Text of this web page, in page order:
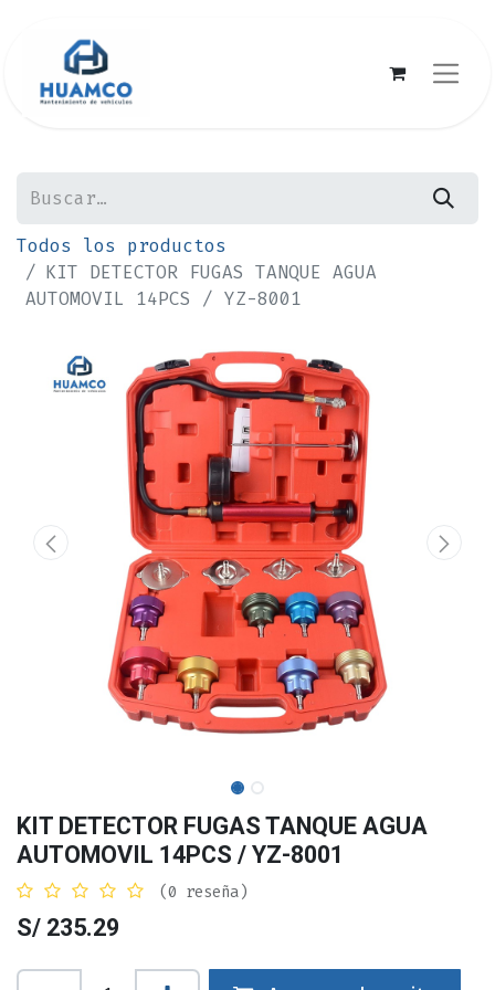
Todos los productos
KIT DETECTOR FUGAS TANQUE AGUA
AUTOMOVIL 14PCS / YZ-8001
KIT DETECTOR FUGAS TANQUE AGUA
AUTOMOVIL 14PCS / YZ-8001
(0 reseña)
S/ 235.29